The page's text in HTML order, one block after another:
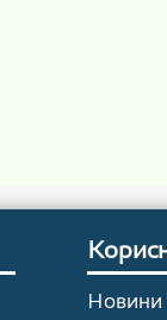
Новини